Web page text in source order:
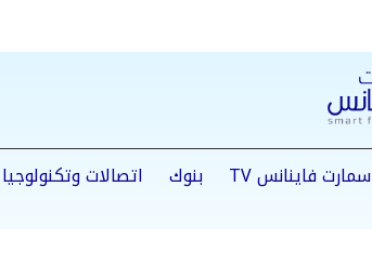
سمارت فاينانس TV بنوك اتصالات وتكنولوجيا